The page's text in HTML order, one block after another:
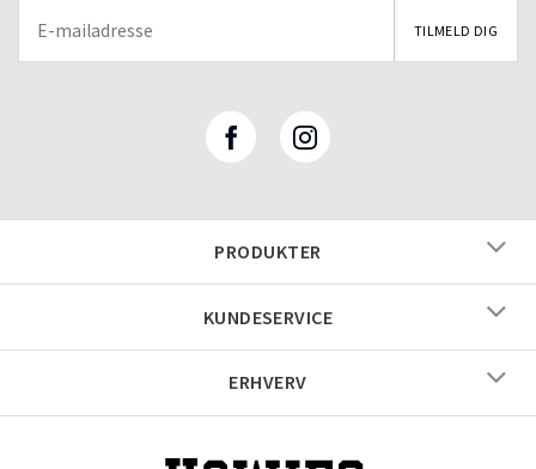
PRODUKTER
KUNDESERVICE
ERHVERV